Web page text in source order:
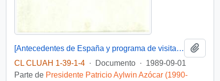
[Antecedentes de España y programa de visita de Patricio Aylwin a España]
CL CLUAH 1-39-1-4 · Documento · 1989-09-01
Parte de Presidente Patricio Aylwin Azócar (1990-